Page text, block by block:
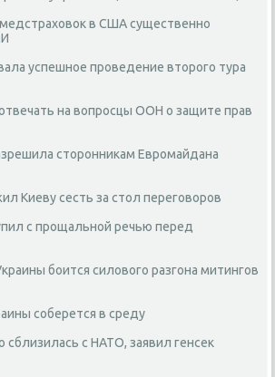
в США существенно
успешное проведение второго тура
на вопросцы ООН о защите прав
сторонникам Евромайдана
Киеву сесть за стол переговоров
с прощальной речью перед
боится силового разгона митингов
соберется в среду
сблизилась с НАТО, заявил генсек